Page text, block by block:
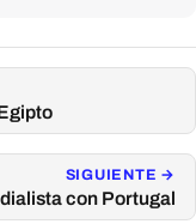
SIGUIENTE →
con Portugal